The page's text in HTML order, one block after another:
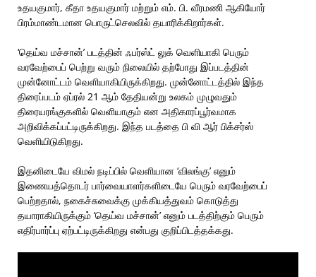
உதயகுமார், கீதா உதயகுமார் மற்றும் எம். பி. வீரமணி ஆகியோர்
பிரம்மாண்டமான பொருட்செலவில் தயாரிக்கிறார்கள்.
‘தெய்வ மச்சான்’ படத்தின் ஃபர்ஸ்ட் லுக் வெளியாகி பெரும்
வரவேற்பைப் பெற்று வரும் நிலையில் தற்போது இப்படத்தின்
முன்னோட்டம் வெளியாகியிருக்கிறது. முன்னோட்டத்தில் இந்த
திரைப்படம் ஏப்ரல் 21 ஆம் தேதியன்று உலகம் முழுவதும்
திரையரங்குகளில் வெளியாகும் என அதிகாரப்பூர்வமாக
அறிவிக்கப்பட்டிருக்கிறது. இந்த படத்தை பி வி ஆர் பிக்சர்ஸ்
வெளியிடுகிறது.
இதனிடையே விமல் நடிப்பில் வெளியான ‘விலங்கு’ எனும்
இணையத்தொடர் பார்வையாளர்களிடையே பெரும் வரவேற்பைப்
பெற்றதால், நகைச்சுவைக்கு முக்கியத்துவம் கொடுத்து
தயாராகியிருக்கும் ‘தெய்வ மச்சான்’ எனும் படத்திற்கும் பெரும்
எதிர்பார்ப்பு ஏற்பட்டிருக்கிறது என்பது குறிப்பிடத்தக்கது.